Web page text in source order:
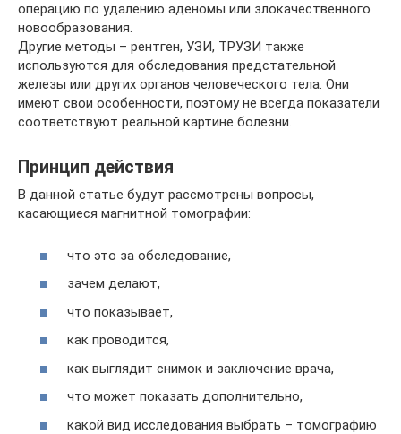
операцию по удалению аденомы или злокачественного
новообразования.
Другие методы – рентген, УЗИ, ТРУЗИ также
используются для обследования предстательной
железы или других органов человеческого тела. Они
имеют свои особенности, поэтому не всегда показатели
соответствуют реальной картине болезни.
Принцип действия
В данной статье будут рассмотрены вопросы,
касающиеся магнитной томографии:
что это за обследование,
зачем делают,
что показывает,
как проводится,
как выглядит снимок и заключение врача,
что может показать дополнительно,
какой вид исследования выбрать – томографию